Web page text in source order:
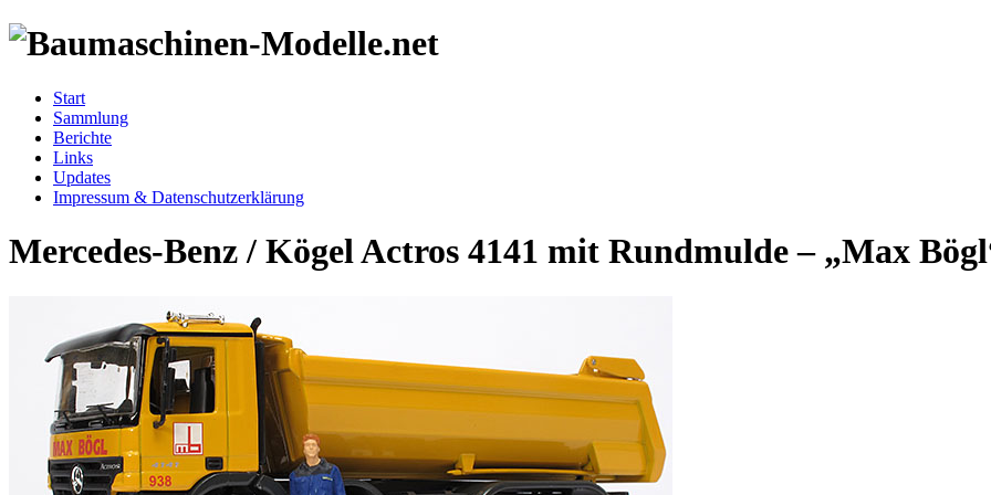
Start
Sammlung
Berichte
Links
Updates
Impressum & Datenschutzerklärung
Mercedes-Benz / Kögel Actros 4141 mit Rundmulde – „Max